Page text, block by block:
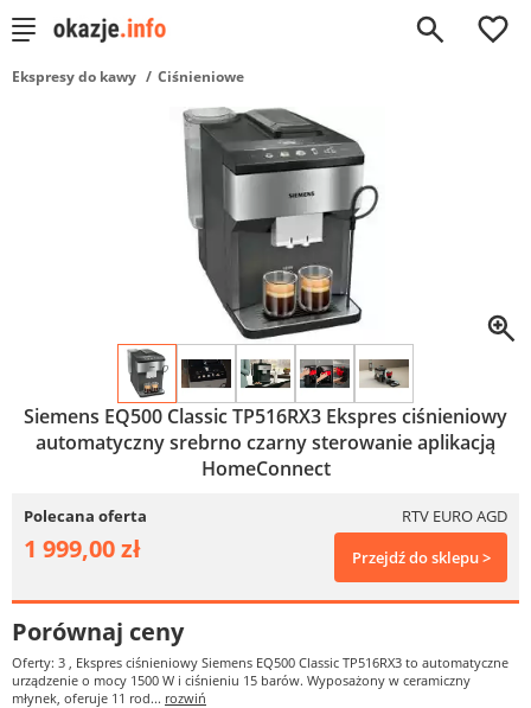
0
Ekspresy do kawy Ciśnieniowe
Siemens EQ500 Classic TP516RX3 Ekspres ciśnieniowy
automatyczny srebrno czarny sterowanie aplikacją
HomeConnect
Polecana oferta RTV EURO AGD
1 999,00 zł Przejdź do sklepu >
Porównaj ceny
Oferty: 3 , Ekspres ciśnieniowy Siemens EQ500 Classic TP516RX3 to automatyczne
urządzenie o mocy 1500 W i ciśnieniu 15 barów. Wyposażony w ceramiczny
młynek, oferuje 11 rod... rozwiń